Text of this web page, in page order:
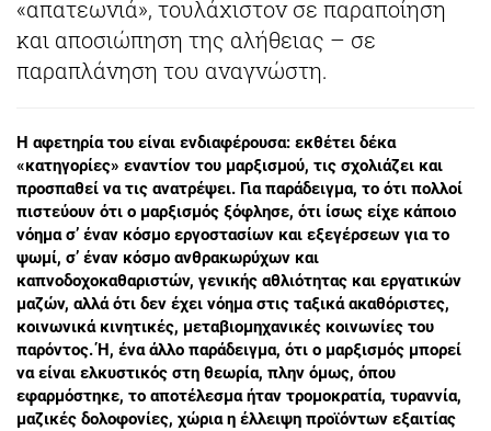
«απατεωνιά», τουλάχιστον σε παραποίηση
και αποσιώπηση της αλήθειας – σε
παραπλάνηση του αναγνώστη.
Η αφετηρία του είναι ενδιαφέρουσα: εκθέτει δέκα
«κατηγορίες» εναντίον του μαρξισμού, τις σχολιάζει και
προσπαθεί να τις ανατρέψει. Για παράδειγμα, το ότι πολλοί
πιστεύουν ότι ο μαρξισμός ξόφλησε, ότι ίσως είχε κάποιο
νόημα σ’ έναν κόσμο εργοστασίων και εξεγέρσεων για το
ψωμί, σ’ έναν κόσμο ανθρακωρύχων και
καπνοδοχοκαθαριστών, γενικής αθλιότητας και εργατικών
μαζών, αλλά ότι δεν έχει νόημα στις ταξικά ακαθόριστες,
κοινωνικά κινητικές, μεταβιομηχανικές κοινωνίες του
παρόντος. Ή, ένα άλλο παράδειγμα, ότι ο μαρξισμός μπορεί
να είναι ελκυστικός στη θεωρία, πλην όμως, όπου
εφαρμόστηκε, το αποτέλεσμα ήταν τρομοκρατία, τυραννία,
μαζικές δολοφονίες, χώρια η έλλειψη προϊόντων εξαιτίας